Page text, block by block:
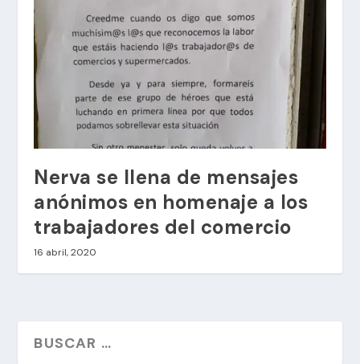
Nerva se llena de mensajes
anónimos en homenaje a los
trabajadores del comercio
16 abril, 2020